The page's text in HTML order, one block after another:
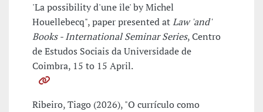
'La possibility d'une île' by Michel
Houellebecq", paper presented atLaw 'and'
Books - International Seminar Series, Centro
de Estudos Sociais da Universidade de
Coimbra, 15 to 15 April.
Ribeiro, Tiago (2026), "O currículo como